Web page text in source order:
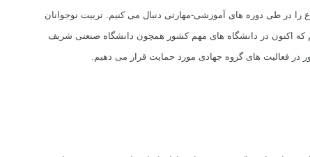
را در طی دوره های آموزشی-مهارتی دنبال می کنیم. تربیت نوجوانان
که اکنون در دانشگاه های مهم کشور همچون دانشگاه صنعتی شریف
در فعالیت های گروه جهادی مورد حمایت قرار می دهیم.